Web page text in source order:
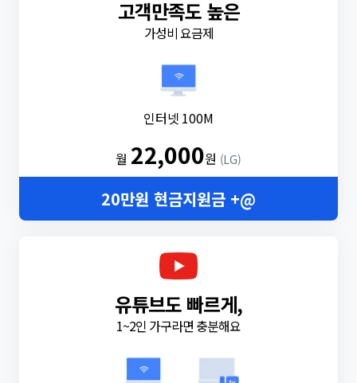
고객만족도 높은
가성비 요금제
인터넷 100M
월 22,000원 (LG)
20만원 현금지원금 +@
유튜브도 빠르게,
1~2인 가구라면 충분해요